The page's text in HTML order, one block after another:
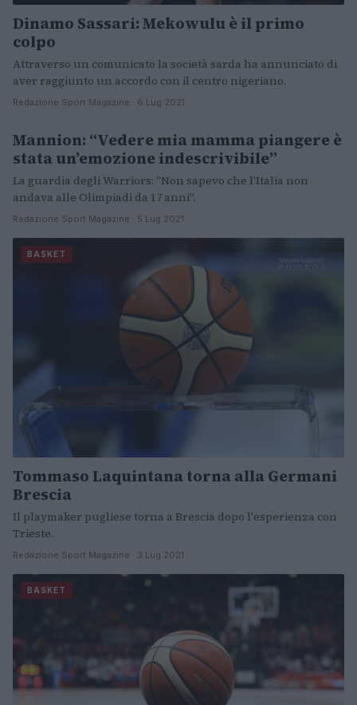
Dinamo Sassari: Mekowulu è il primo
colpo
Attraverso un comunicato la società sarda ha annunciato di
aver raggiunto un accordo con il centro nigeriano.
Redazione Sport Magazine · 6 Lug 2021
BASKET
Mannion: “Vedere mia mamma piangere è
stata un’emozione indescrivibile”
La guardia degli Warriors: "Non sapevo che l'Italia non
andava alle Olimpiadi da 17 anni".
Redazione Sport Magazine · 5 Lug 2021
BASKET
Tommaso Laquintana torna alla Germani
Brescia
Il playmaker pugliese torna a Brescia dopo l'esperienza con
Trieste.
Redazione Sport Magazine · 3 Lug 2021
BASKET